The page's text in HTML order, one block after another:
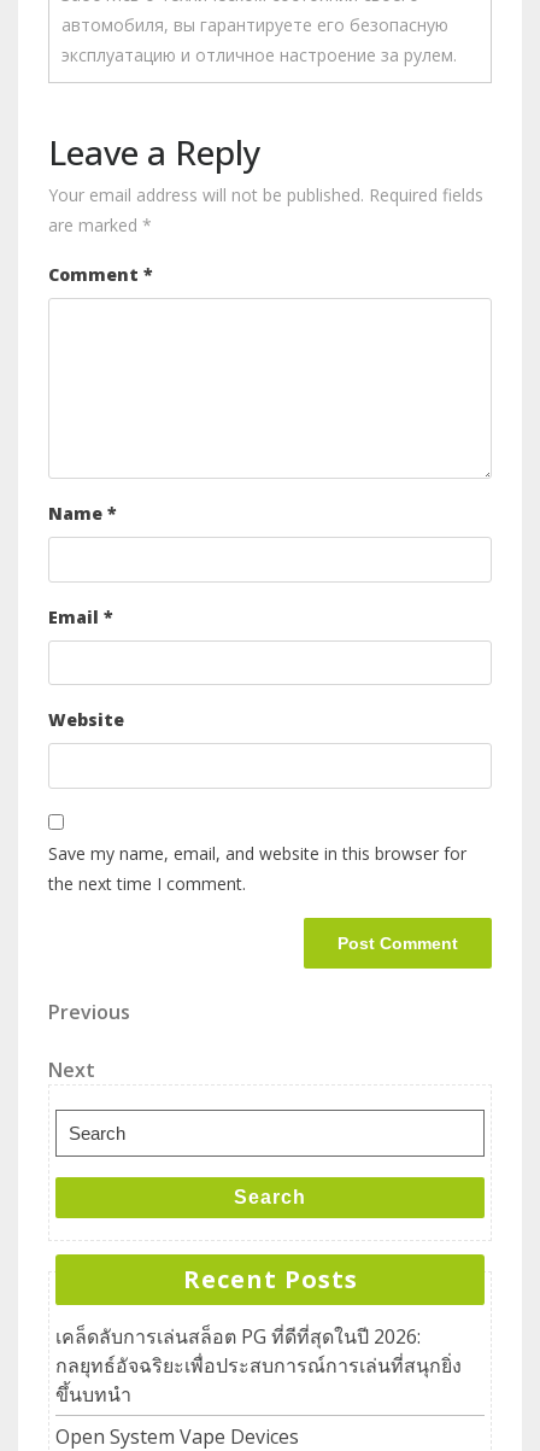
автомобиля, вы гарантируете его безопасную
эксплуатацию и отличное настроение за рулем.
Leave a Reply
Your email address will not be published. Required fields
are marked *
Comment *
Name *
Email *
Website
Save my name, email, and website in this browser for
the next time I comment.
Previous
Next
Search
Recent Posts
เคล็ดลับการเล่นสล็อต PG ที่ดีที่สุดในปี 2026:
กลยุทธ์อัจฉริยะเพื่อประสบการณ์การเล่นที่สนุกยิ่ง
ขึ้นบทนำ
Open System Vape Devices